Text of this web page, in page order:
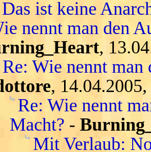
ist keine
nennt man den
,
Re: Wie nennt man
,
Re: Wie nennt
Macht? -
Mit Verlaub: